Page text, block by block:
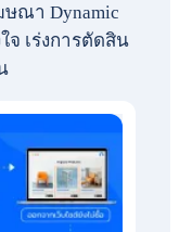
ษณา Dynamic
จ เร่งการตัดสิน